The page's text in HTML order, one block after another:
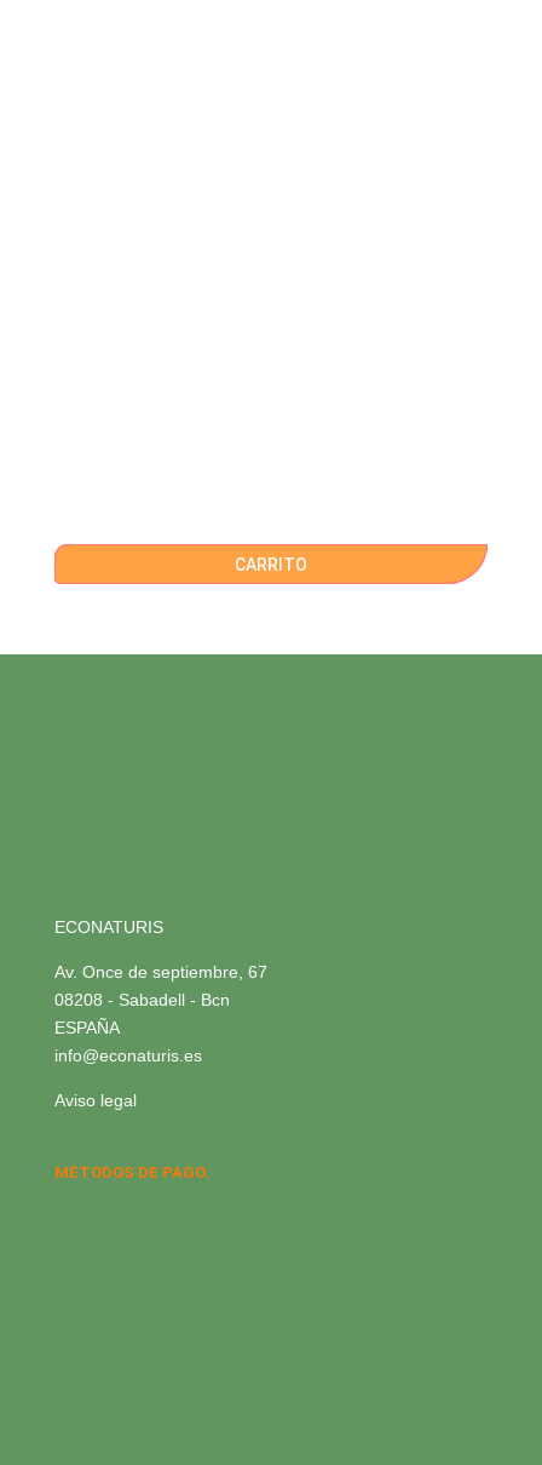
CARRITO
ECONATURIS
Av. Once de septiembre, 67
08208 - Sabadell - Bcn
ESPAÑA
info@econaturis.es
Aviso legal
MÉTODOS DE PAGO: